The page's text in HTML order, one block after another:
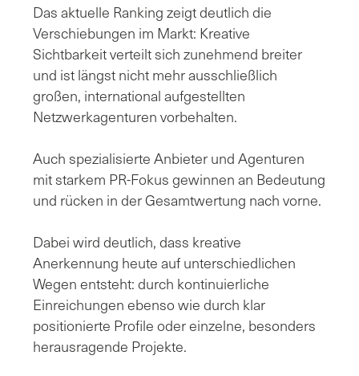
Das aktuelle Ranking zeigt deutlich die
Verschiebungen im Markt: Kreative
Sichtbarkeit verteilt sich zunehmend breiter
und ist längst nicht mehr ausschließlich
großen, international aufgestellten
Netzwerkagenturen vorbehalten.
Auch spezialisierte Anbieter und Agenturen
mit starkem PR-Fokus gewinnen an Bedeutung
und rücken in der Gesamtwertung nach vorne.
Dabei wird deutlich, dass kreative
Anerkennung heute auf unterschiedlichen
Wegen entsteht: durch kontinuierliche
Einreichungen ebenso wie durch klar
positionierte Profile oder einzelne, besonders
herausragende Projekte.